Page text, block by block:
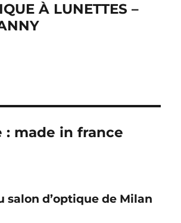
À LUNETTES –
: made in france
salon d’optique de Milan